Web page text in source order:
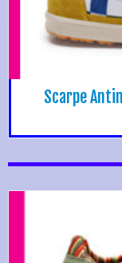
Scarpe